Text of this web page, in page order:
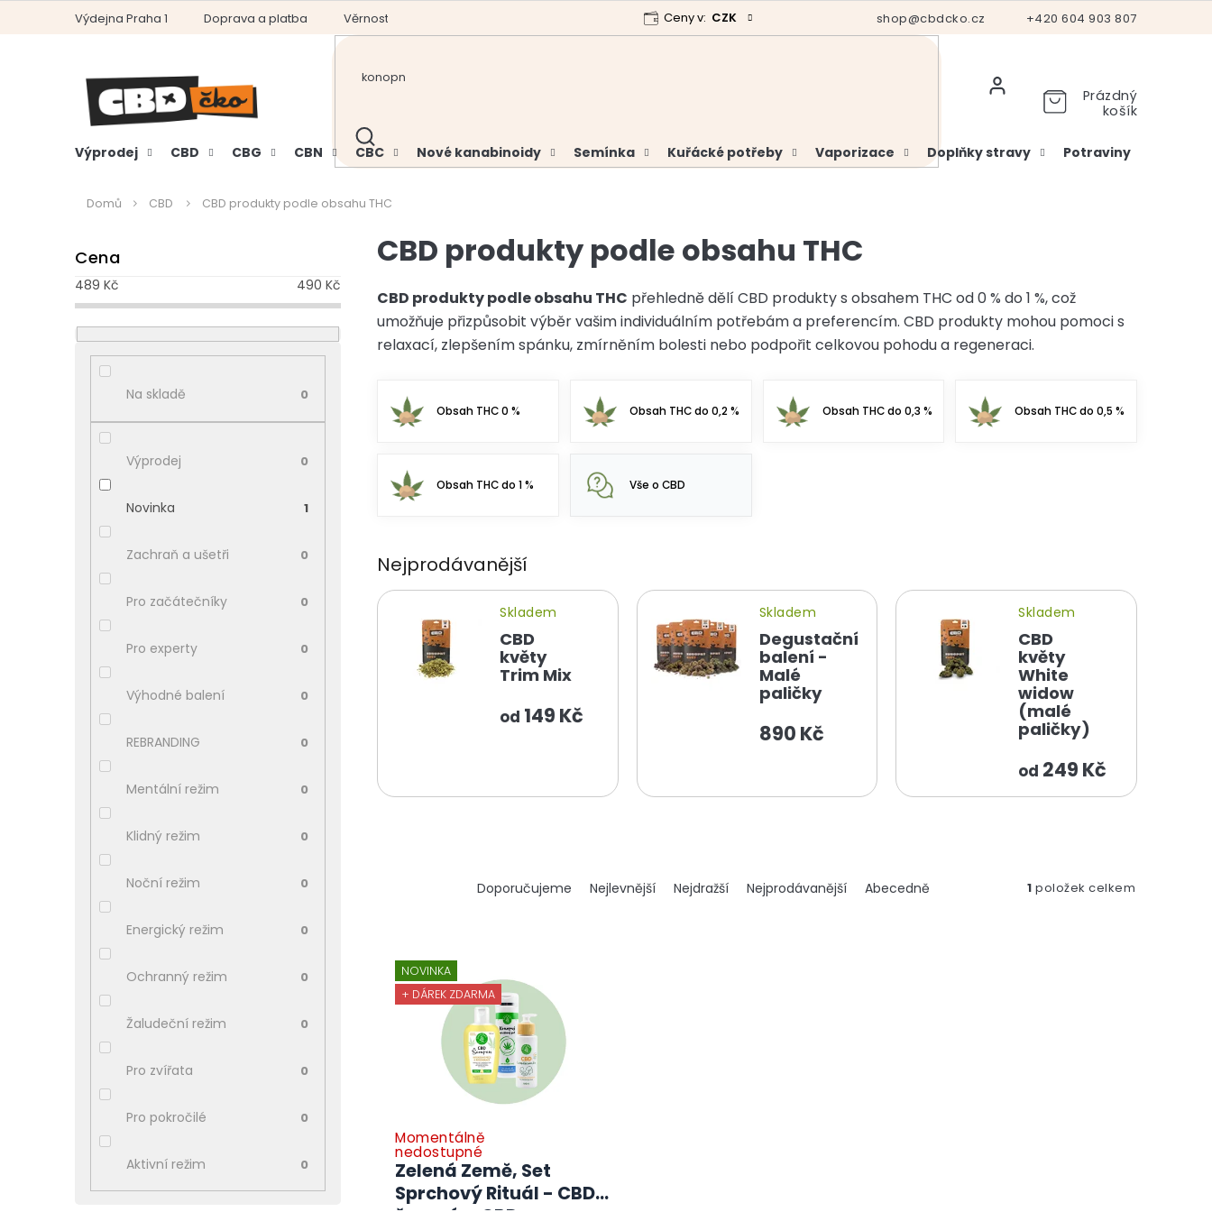
+420 604 903 807
shop@cbdcko.cz
Výdejna Praha 1 Doprava a platba Věrnostní program Analýzy a certifikáty Hodnocení obchodu Vrácení a reklamace
Ceny v: CZK
HLEDAT
Prázdný
košík
Výprodej CBD CBG CBN CBC Nové kanabinoidy Semínka Kuřácké potřeby Vaporizace Doplňky stravy Potraviny
Domů CBD CBD produkty podle obsahu THC
o
s
t
r
a
Cena
489 Kč 490 Kč
Na skladě 0
Výprodej 0
Novinka 1
Zachraň a ušetři 0
Pro začátečníky 0
Pro experty 0
Výhodné balení 0
REBRANDING 0
Mentální režim 0
Klidný režim 0
Noční režim 0
Energický režim 0
Ochranný režim 0
Žaludeční režim 0
Pro zvířata 0
Pro pokročilé 0
Aktivní režim 0
CBD produkty podle obsahu THC
CBD produkty podle obsahu THC přehledně dělí CBD produkty s obsahem THC od 0 % do 1 %, což
umožňuje přizpůsobit výběr vašim individuálním potřebám a preferencím. CBD produkty mohou pomoci s
relaxací, zlepšením spánku, zmírněním bolesti nebo podpořit celkovou pohodu a regeneraci.
Obsah THC 0 % Obsah THC do 0,2 % Obsah THC do 0,3 % Obsah THC do 0,5 %
Obsah THC do 1 % Vše o CBD
Nejprodávanější
CBD
květy
Trim Mix
Skladem
od 149 Kč
Degustační
balení -
Malé
paličky
Skladem
890 Kč
CBD
květy
White
widow
(malé
paličky)
Skladem
od 249 Kč
Ř
a
í
p
r
o
d
u
k
ů
Doporučujeme Nejlevnější Nejdražší Nejprodávanější Abecedně 1 položek celkem
NOVINKA
+ DÁREK ZDARMA
Zelená Země, Set
Sprchový Rituál - CBD
Momentálně
nedostupné